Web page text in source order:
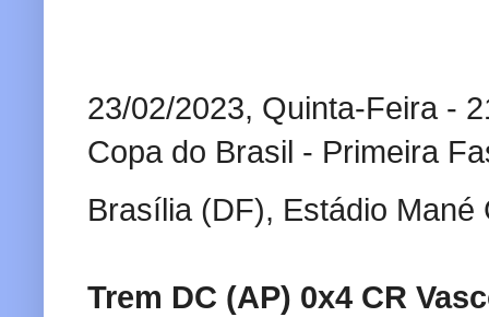
23/02/2023, Quinta-Feira -
Copa do Brasil - Primeira
Brasília (DF), Estádio Mané
Trem DC (AP) 0x4 CR